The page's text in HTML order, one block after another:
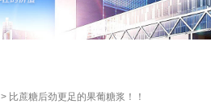
> 比蔗糖后劲更足的果葡糖浆！！